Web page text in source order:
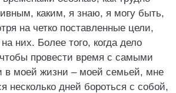
каким, я знаю, я могу быть,
на четко поставленные цели,
них. Более того, когда дело
провести время с самыми
моей жизни – моей семьей, мне
несколько дней бороться с собой,